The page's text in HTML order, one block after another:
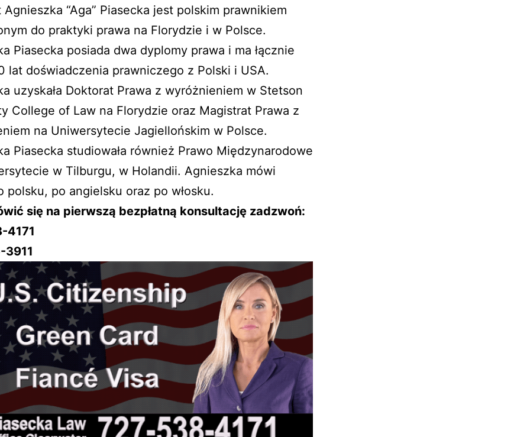
“Aga” Piasecka jest polskim prawnikiem
do praktyki prawa na Florydzie i w Polsce.
Piasecka posiada dwa dyplomy prawa i ma łącznie
lat doświadczenia prawniczego z Polski i USA.
uzyskała Doktorat Prawa z wyróżnieniem w Stetson
College of Law na Florydzie oraz Magistrat Prawa z
na Uniwersytecie Jagiellońskim w Polsce.
Piasecka studiowała również Prawo Międzynarodowe
w Tilburgu, w Holandii. Agnieszka mówi
polsku, po angielsku oraz po włosku.
się na pierwszą bezpłatną konsultację zadzwoń:
4171
3911